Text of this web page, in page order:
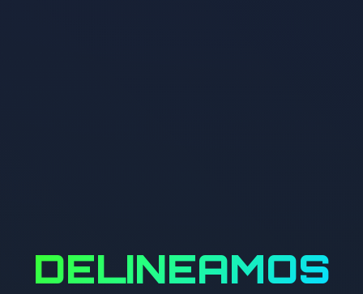
DELINEAMOS